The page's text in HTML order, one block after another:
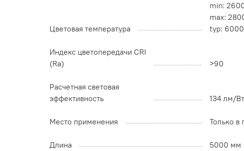
Цветовая температура
min:
max:
typ:
Индекс цветопередачи CRI
(Ra)
>90
Расчетная световая
эффективность
134 лм/Вт
Место применения Только
Длина 5000 мм